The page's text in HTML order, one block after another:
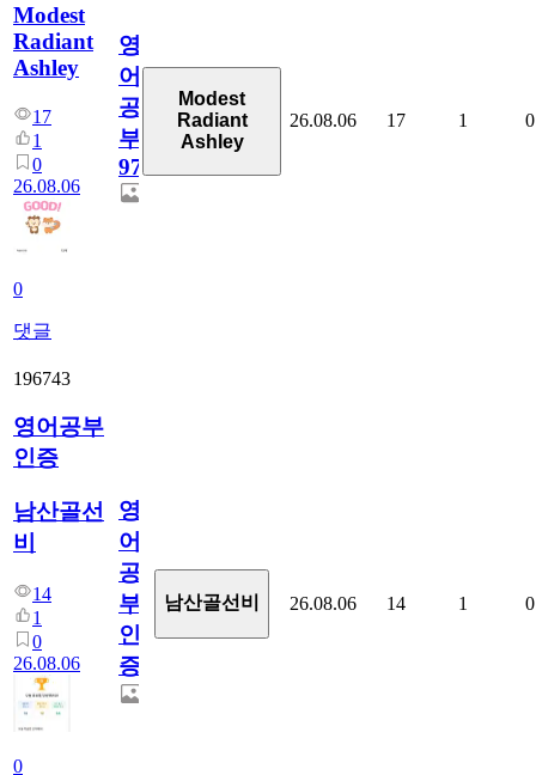
Modest
Radiant
Ashley
17
1
0
26.08.06
0
댓글
영
어
공
부
97
Modest
Radiant
Ashley
26.08.06 17 1 0
196743
영어공부
인증
남산골선
비
14
1
0
26.08.06
0
영
어
공
부
인
증
남산골선비 26.08.06 14 1 0